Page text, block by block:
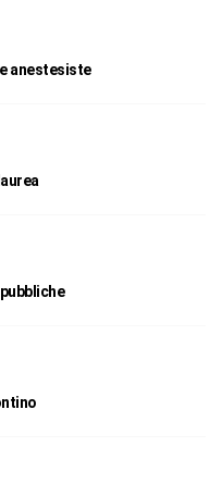
anestesiste